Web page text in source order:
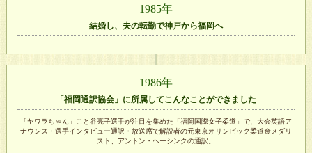
1985年
結婚し、夫の転勤で神戸から福岡へ
1986年
「福岡通訳協会」に所属してこんなことができました
「ヤワラちゃん」こと谷亮子選手が注目を集めた「福岡国際女子柔道」で、大会英語ア
ナウンス・選手インタビュー通訳・放送席で解説者の元東京オリンピック柔道金メダリ
スト、アントン・ヘーシンクの通訳。